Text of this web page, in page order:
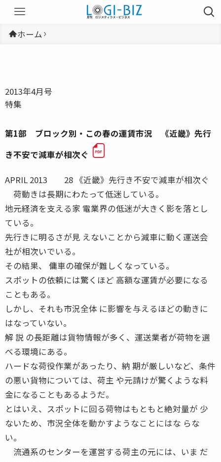
ホーム
2013年4月号
特集
第1部 ブロック別・この春の運賃市況 《近畿》先行
き不安で減車が相次ぐ
APRIL 2013 28 《近畿》先行き不安で減車が相次ぐ
荷動きは長期にわたって低迷している。
地元経済を支える家 電業界の低迷が大きく影を落とし
ている。
先行きに明るさが見 えないことから減車に動く運送会
社が相次いでいる。
その結果、 傭車の確保が難しくなっている。
スポットの依頼には驚くほど 高額な運賃が必要になる
こともある。
しかし、それも市況全体 に影響を与えるほどの動きに
はなっていない。
解 説 の長距離は貨物情報が多く、運送業者が荷物を選
べる環境にある。
ハードな荷役作業があったり、納 期が厳しいなど、条件
の悪い貨物については、荷主 や元請けが驚くような料
金になることもあるようだ。
とはいえ、スポットに回る荷物はもともと絶対量が 少
ないため、市況全体を動かすようなことにはな らな
い。
流通系のセンターを運営する荷主の元には、いま だ